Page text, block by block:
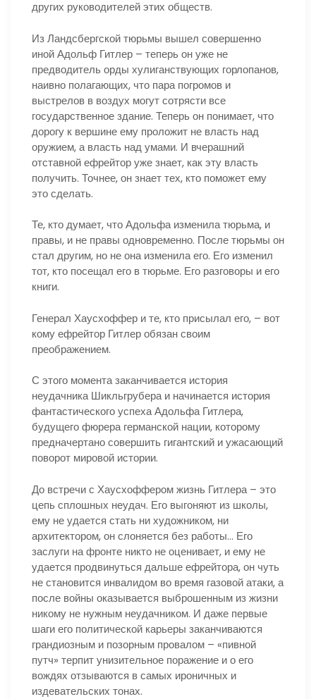
других руководителей этих обществ.
Из Ландсбергской тюрьмы вышел совершенно
иной Адольф Гитлер – теперь он уже не
предводитель орды хулиганствующих горлопанов,
наивно полагающих, что пара погромов и
выстрелов в воздух могут сотрясти все
государственное здание. Теперь он понимает, что
дорогу к вершине ему проложит не власть над
оружием, а власть над умами. И вчерашний
отставной ефрейтор уже знает, как эту власть
получить. Точнее, он знает тех, кто поможет ему
это сделать.
Те, кто думает, что Адольфа изменила тюрьма, и
правы, и не правы одновременно. После тюрьмы он
стал другим, но не она изменила его. Его изменил
тот, кто посещал его в тюрьме. Его разговоры и его
книги.
Генерал Хаусхоффер и те, кто присылал его, – вот
кому ефрейтор Гитлер обязан своим
преображением.
С этого момента заканчивается история
неудачника Шикльгрубера и начинается история
фантастического успеха Адольфа Гитлера,
будущего фюрера германской нации, которому
предначертано совершить гигантский и ужасающий
поворот мировой истории.
До встречи с Хаусхоффером жизнь Гитлера – это
цепь сплошных неудач. Его выгоняют из школы,
ему не удается стать ни художником, ни
архитектором, он слоняется без работы… Его
заслуги на фронте никто не оценивает, и ему не
удается продвинуться дальше ефрейтора, он чуть
не становится инвалидом во время газовой атаки, а
после войны оказывается выброшенным из жизни
никому не нужным неудачником. И даже первые
шаги его политической карьеры заканчиваются
грандиозным и позорным провалом – «пивной
путч» терпит унизительное поражение и о его
вождях отзываются в самых ироничных и
издевательских тонах.